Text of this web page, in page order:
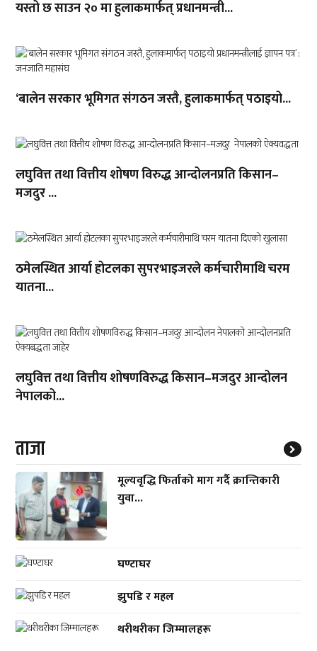
यस्तो छ साउन २० मा हुलाकमार्फत् प्रधानमन्त्री...
‘बालेन सरकार भूमिगत संगठन जस्तै, हुलाकमार्फत् पठाइयो...
लघुवित्त तथा वित्तीय शोषण विरुद्ध आन्दोलनप्रति किसान–
मजदुर ...
ठमेलस्थित आर्या होटलका सुपरभाइजरले कर्मचारीमाथि चरम
यातना...
लघुवित्त तथा वित्तीय शोषणविरुद्ध किसान–मजदुर आन्दोलन
नेपालको...
ताजा
मूल्यवृद्धि फिर्ताको माग गर्दै क्रान्तिकारी
युवा...
घण्टाघर
झुपडि र महल
थरीथरीका जिम्मालहरू